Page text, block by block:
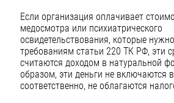
Если организация оплачивает
медосмотра или психиатрического
освидетельствования, которые
требованиям статьи 220 ТК РФ, эти
считаются доходом в натуральной
образом, эти деньги не включаются
соответственно, не облагаются